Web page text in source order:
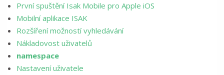
První spuštění Isak Mobile pro Apple iOS
Mobilní aplikace ISAK
Rozšíření možností vyhledávání
Nákladovost uživatelů
namespace
Nastavení uživatele